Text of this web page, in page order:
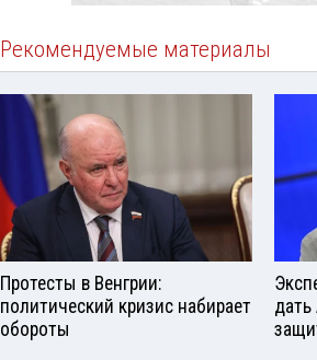
Рекомендуемые материалы
Протесты в Венгрии:
политический кризис набирает
обороты